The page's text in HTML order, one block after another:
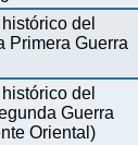
del
Primera Guerra
del
Guerra
Oriental)